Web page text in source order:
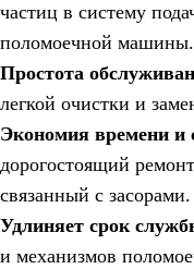
частиц в систему
поломоечной машины.
Простота
легкой очистки и
Экономия времени и
дорогостоящий
связанный с засорами.
Удлиняет срок
и механизмов